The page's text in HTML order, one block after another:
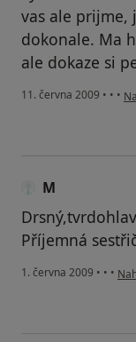
vas ale prijme,
dokonale. Ma
ale dokaze si
11. června 2009 • • •
M
Příjemná
1. června 2009 • • •